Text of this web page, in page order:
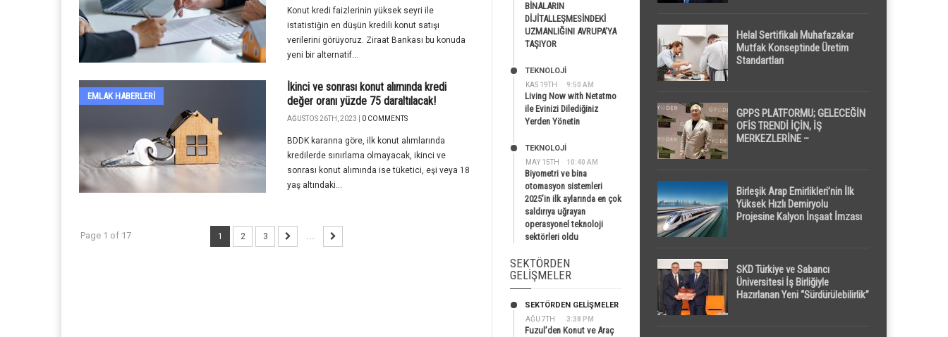
Konut kredi faizlerinin yüksek seyri ile
istatistiğin en düşün kredili konut satışı
verilerini görüyoruz. Ziraat Bankası bu konuda
yeni bir alternatif...
EMLAK HABERLERI
İkinci ve sonrası konut alımında kredi
değer oranı yüzde 75 daraltılacak!
AĞUSTOS 26TH, 2023 | 0 COMMENTS
BDDK kararına göre, ilk konut alımlarında
kredilerde sınırlama olmayacak, ikinci ve
sonrası konut alımında ise tüketici, eşi veya 18
yaş altındaki...
Page 1 of 17 1 2 3 ...
BİNALARIN
DİJİTALLEŞMESİNDEKİ
UZMANLIĞINI AVRUPA’YA
TAŞIYOR
KAS 19TH 9:50 AM
TEKNOLOJİ
Living Now with Netatmo
ile Evinizi Dilediğiniz
Yerden Yönetin
MAY 15TH 10:40 AM
TEKNOLOJİ
Biyometri ve bina
otomasyon sistemleri
2025’in ilk aylarında en çok
saldırıya uğrayan
operasyonel teknoloji
sektörleri oldu
SEKTÖRDEN
GELIŞMELER
AĞU 7TH 3:38 PM
SEKTÖRDEN GELIŞMELER
Fuzul’den Konut ve Araç
Helal Sertifikalı Muhafazakar
Mutfak Konseptinde Üretim
Standartları
GPPS PLATFORMU; GELECEĞİN
OFİS TRENDİ İÇİN, İŞ
MERKEZLERİNE –
Birleşik Arap Emirlikleri’nin İlk
Yüksek Hızlı Demiryolu
Projesine Kalyon İnşaat İmzası
SKD Türkiye ve Sabancı
Üniversitesi İş Birliğiyle
Hazırlanan Yeni “Sürdürülebilirlik”